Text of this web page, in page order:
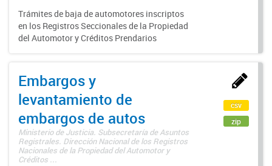
Trámites de baja de automotores inscriptos
en los Registros Seccionales de la Propiedad
del Automotor y Créditos Prendarios
Embargos y
levantamiento de
embargos de autos
Ministerio de Justicia. Subsecretaría de Asuntos
Registrales. Dirección Nacional de los Registros
Nacionales de la Propiedad del Automotor y
Créditos ...
csv
zip